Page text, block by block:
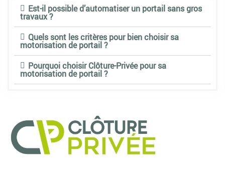
Est-il possible d’automatiser un portail sans gros
travaux ?
Quels sont les critères pour bien choisir sa
motorisation de portail ?
Pourquoi choisir Clôture-Privée pour sa
motorisation de portail ?